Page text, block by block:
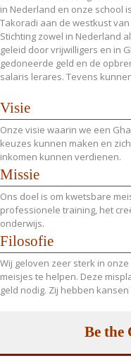
in Nederland en onze school
Takoradi aan de westkust
Stichting zowel in Nederland
geleid door vrijwilligers en in
gedoneerde geld en de
salaris lerares. Tevens
Visie
Onze visie waarin we een
keuzes kunnen maken en
inkomen kunnen verdienen.
Missie
Ons doel is om kwetsbare
professionele training, het
onderwijs.
Filosofie
Wij geloven zeer sterk in
meisjes te helpen. Deze
geld nodig. Zij hebben kansen
Be the